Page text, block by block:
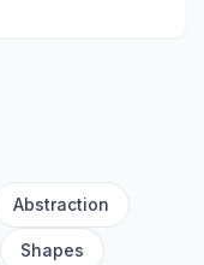
Abstraction
Shapes